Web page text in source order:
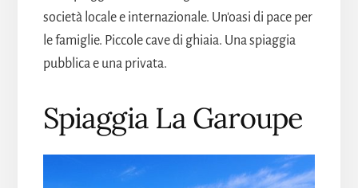
società locale e internazionale. Un'oasi di pace per
le famiglie. Piccole cave di ghiaia. Una spiaggia
pubblica e una privata.
Spiaggia La Garoupe